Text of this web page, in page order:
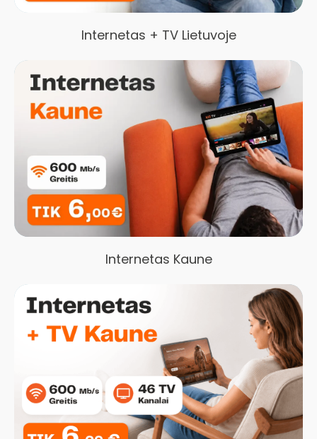
Internetas + TV Lietuvoje
Internetas Kaune